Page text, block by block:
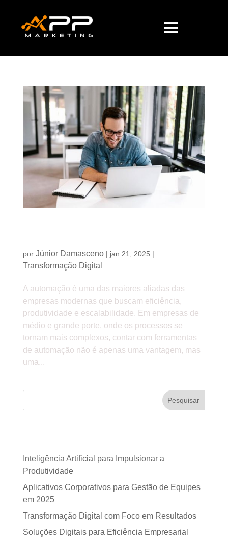
por Júnior Damasceno| jan 21, 2025 |
Transformação Digital
A automação é uma das maiores aliadas das
empresas modernas que buscam eficiência,
produtividade e escalabilidade. Em empresas de
médio e grande porte, onde os processos se
tornam mais complexos, contar com ferramentas
de automação não é apenas uma vantagem, mas
uma...
Pesquisar
Inteligência Artificial para Impulsionar a
Produtividade
Aplicativos Corporativos para Gestão de Equipes
em 2025
Transformação Digital com Foco em Resultados
Soluções Digitais para Eficiência Empresarial